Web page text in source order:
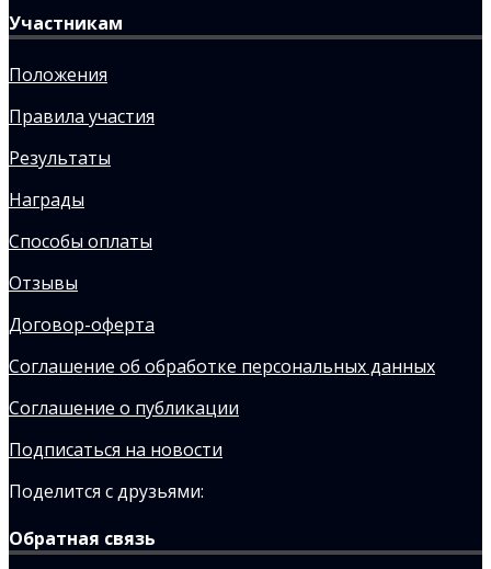
Участникам
Положения
Правила участия
Результаты
Награды
Способы оплаты
Отзывы
Договор-оферта
Соглашение об обработке персональных данных
Соглашение о публикации
Подписаться на новости
Поделится с друзьями:
Обратная связь